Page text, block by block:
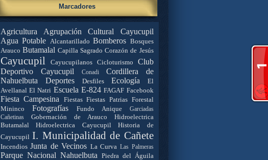
Marcadores
Agricultura
Agrupación Cultural Cayucupil
Agua Potable Alcantarillado Bomberos Bosques
Arauco Butamalal Capilla Sagrado Corazón de Jesús
Cayucupil Cayucupilanos Cicloturismo
Club
Deportivo Cayucupil
Conadi
Cordillera de
Nahuelbuta
Deportes Desfiles Ecología
El
Avellanal El Natri Escuela E-824 FAGAF Facebook
Fiesta Campesina Fiestas Fiestas Patrias Forestal
Mininco
Fotografías Fundo Anique
Garciadas
Cañetinas
Gobernación de Arauco
Hidroelectrica
Butamalal
Hidroelectrica Cayucupil
Historia de
Cayucupil I. Municipalidad de Cañete
Incendios Junta de Vecinos La Curva Las Palmeras
Parque Nacional Nahuelbuta Piedra del Águila